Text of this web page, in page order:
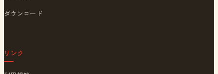
ダウンロード
リンク